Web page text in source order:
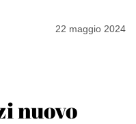
22 maggio 2024
nuovo